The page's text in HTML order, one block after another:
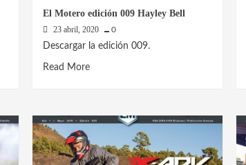
El Motero edición 009 Hayley Bell
23 abril, 2020 0
Descargar la edición 009.
Read MoreRead
Motero
edición
009